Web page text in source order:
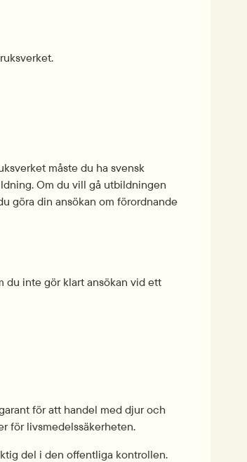
måste du ha svensk
Om du vill gå utbildningen
göra din ansökan om förordnande
du inte gör klart ansökan vid ett
för att handel med djur och
för livsmedels­säkerheten.
del i den offentliga kontrollen.